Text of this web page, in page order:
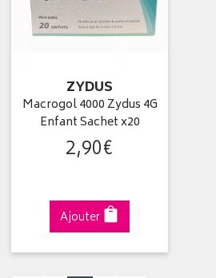
ZYDUS
Macrogol 4000 Zydus 4G
Enfant Sachet x20
2,90€
Ajouter